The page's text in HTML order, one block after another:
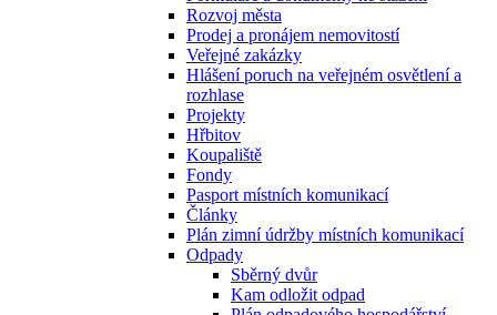
Rozvoj města
Prodej a pronájem nemovitostí
Veřejné zakázky
Hlášení poruch na veřejném osvětlení a
rozhlase
Projekty
Hřbitov
Koupaliště
Fondy
Pasport místních komunikací
Články
Plán zimní údržby místních komunikací
Odpady
Sběrný dvůr
Kam odložit odpad